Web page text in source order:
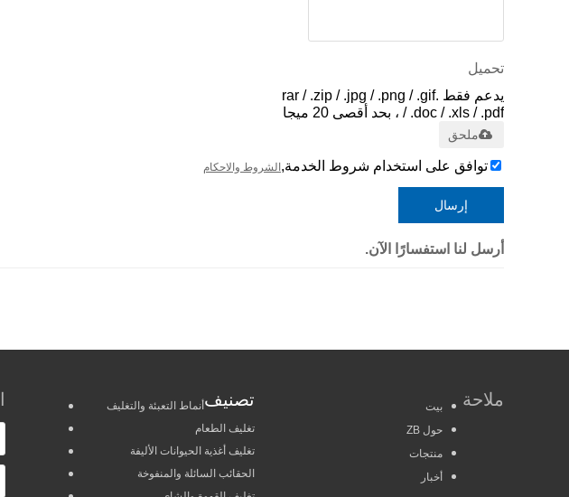
تحميل
يدعم فقط .rar / .zip / .jpg / .png / .gif
/ .doc / .xls / .pdf ، بحد أقصى 20 ميجا
ملحق
توافق على استخدام شروط الخدمة, الشروط والاحكام
إرسال
أرسل لنا استفسارًا الآن.
ملاحة
بيت
حول ZB
منتجات
أخبار
تصنيف أنماط التعبئة والتغليف
تغليف الطعام
تغليف أغذية الحيوانات الأليفة
الحقائب السائلة والمنفوخة